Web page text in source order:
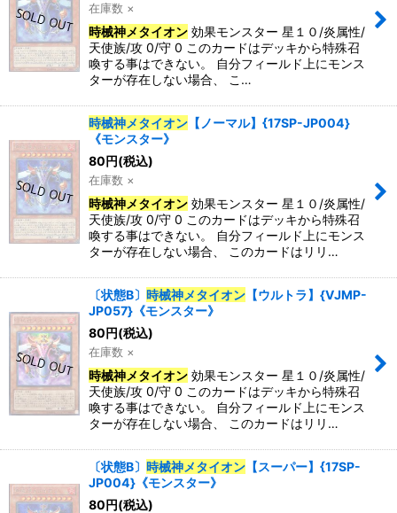
在庫数 ×
時械神メタイオン 効果モンスター 星１０/炎属性/
天使族/攻 0/守 0 このカードはデッキから特殊召
喚する事はできない。 自分フィールド上にモンス
ターが存在しない場合、 こ…
時械神メタイオン 【ノーマル】{17SP-JP004}
《モンスター》
80円(税込)
在庫数 ×
時械神メタイオン 効果モンスター 星１０/炎属性/
天使族/攻 0/守 0 このカードはデッキから特殊召
喚する事はできない。 自分フィールド上にモンス
ターが存在しない場合、 このカードはリリ…
〔状態B〕 時械神メタイオン 【ウルトラ】{VJMP-
JP057}《モンスター》
80円(税込)
在庫数 ×
時械神メタイオン 効果モンスター 星１０/炎属性/
天使族/攻 0/守 0 このカードはデッキから特殊召
喚する事はできない。 自分フィールド上にモンス
ターが存在しない場合、 このカードはリリ…
〔状態B〕 時械神メタイオン 【スーパー】{17SP-
JP004}《モンスター》
80円(税込)